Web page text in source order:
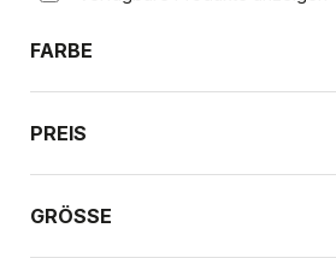
FARBE
PREIS
GRÖSSE